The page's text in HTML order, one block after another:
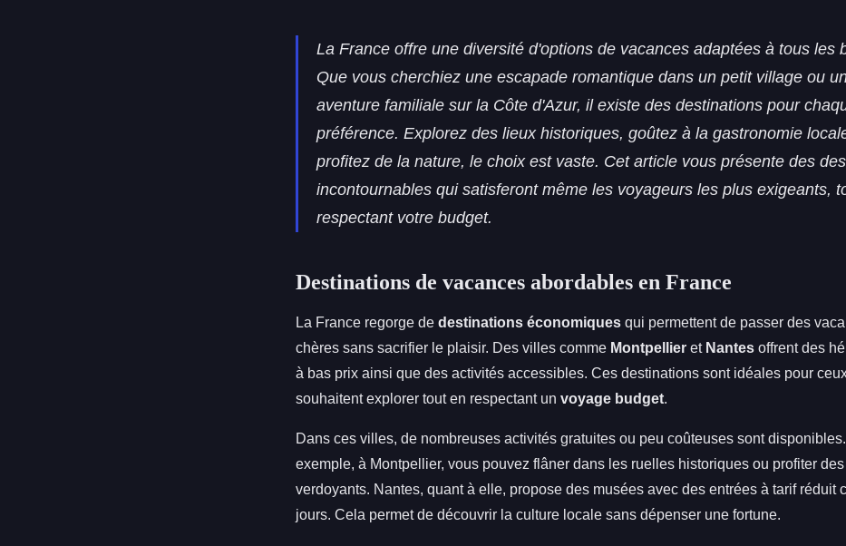
La France offre une diversité d'options de vacances adaptées à tous les
Que vous cherchiez une escapade romantique dans un petit village ou
aventure familiale sur la Côte d'Azur, il existe des destinations pour
préférence. Explorez des lieux historiques, goûtez à la gastronomie
profitez de la nature, le choix est vaste. Cet article vous présente des
incontournables qui satisferont même les voyageurs les plus exigeants,
respectant votre budget.
Destinations de vacances abordables en France
La France regorge de destinations économiques qui permettent de passer des
chères sans sacrifier le plaisir. Des villes comme Montpellier et Nantes offrent des
à bas prix ainsi que des activités accessibles. Ces destinations sont idéales pour
souhaitent explorer tout en respectant un voyage budget.
Dans ces villes, de nombreuses activités gratuites ou peu coûteuses sont
exemple, à Montpellier, vous pouvez flâner dans les ruelles historiques ou profiter
verdoyants. Nantes, quant à elle, propose des musées avec des entrées à tarif réduit
jours. Cela permet de découvrir la culture locale sans dépenser une fortune.